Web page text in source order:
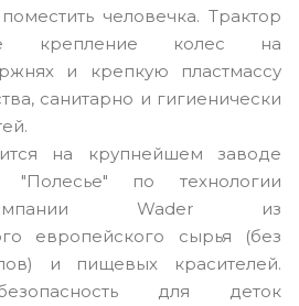
человечка. Трактор
крепление колес на
и крепкую пластмассу
санитарно и гигиенически
на крупнейшем заводе
"Полесье" по технологии
Wader из
европейского сырья (без
и пищевых красителей.
для деток